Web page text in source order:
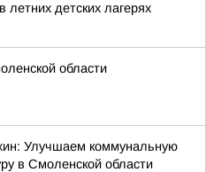
летних детских лагерях
области
Улучшаем коммунальную
в Смоленской области